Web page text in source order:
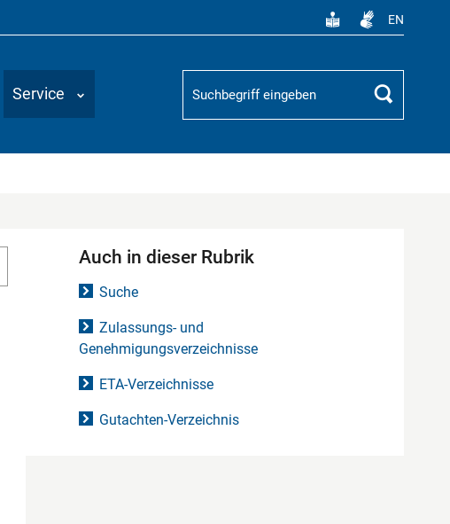
EN
Service
Suchbegriff
Suchen
Auch in dieser Rubrik
Suche
Zulassungs- und
Genehmigungsverzeichnisse
ETA-Verzeichnisse
Gutachten-Verzeichnis